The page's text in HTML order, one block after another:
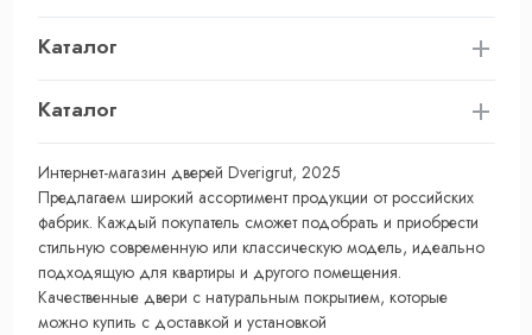
Каталог
Каталог
Интернет-магазин дверей Dverigrut, 2025
Предлагаем широкий ассортимент продукции от российских
фабрик. Каждый покупатель сможет подобрать и приобрести
стильную современную или классическую модель, идеально
подходящую для квартиры и другого помещения.
Качественные двери с натуральным покрытием, которые
можно купить с доставкой и установкой